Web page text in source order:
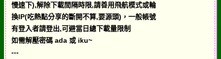
慢速下),解除下載間隔時限,請善用飛航模式或輪
換IP(吃熱點分享的斷開不算,要源頭)，一般帳號
有登入者請登出,可避當日總下載量限制
如需解壓密碼 ada 或 iku~
---